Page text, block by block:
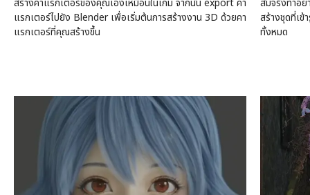
สร้างคาแรกเตอร์ของคุณเองเหมือนในเกม จากนั้น export คา
แรกเตอร์ไปยัง Blender เพื่อเริ่มต้นการสร้างงาน 3D ด้วยคา
แรกเตอร์ที่คุณสร้างขึ้น
สมจริงทำอ
สร้างชุดที่เข้
ทั้งหมด